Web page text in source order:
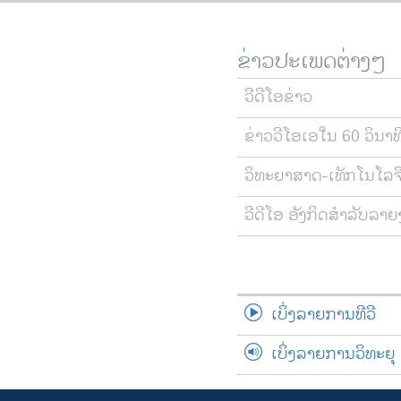
ຂ່າວປະເພດຕ່າງໆ
ວີດີໂອຂ່າວ
ຂ່າວວີໂອເອໃນ 60 ວິນາ
ວິທະຍາສາດ-ເທັກໂນໂລ
ວີດີໂອ ອັງກິດສຳລັບລາຍ
ເບິ່ງລາຍການທີວີ
ເບິ່ງລາຍການວິທະຍຸ